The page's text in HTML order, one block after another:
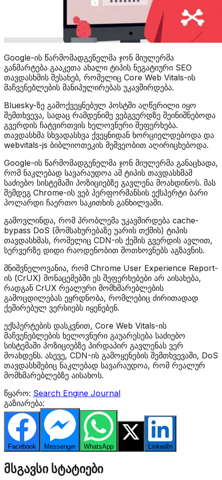
Google-ის წარმომადგენელმა ჯონ მიულერმა
განმარტება გააკეთა ახალი ტიპის ნეგატიური SEO
თავდასხმის შესახებ, რომელიც Core Web Vitals-ის
მაჩვენებლების მანიპულირებას უკავშირდება.
Bluesky-ზე გამოქვეყნებულ პოსტში აღწერილი იყო
შემთხვევა, სადაც რამდენიმე ვებგვერდზე შეინიშნებოდა
გვერდის ჩატვირთვის ხელოვნური შეფერხება.
თავდასხმა სხვადასხვა ქვეყნიდან ხორციელდებოდა და
webvitals-js ბიბლიოთეკის მეშვეობით აღირიცხებოდა.
Google-ის წარმომადგენელმა ჯონ მიულერმა განაცხადა,
რომ ნაკლებად სავარაუდოა ამ ტიპის თავდასხმამ
საძიებო სისტემაში პოზიციებზე გავლენა მოახდინოს. მას
შემდეგ Chrome-ის ვებ პერფორმანსის ექსპერტი ბარი
პოლარდი ჩაერთო საკითხის განხილვაში.
გამოვლინდა, რომ პრობლემა უკავშირდება cache-
bypass DoS (მომსახურებაზე უარის თქმის) ტიპის
თავდასხმას, რომელიც CDN-ის ქეშის გვერდის ავლით,
სერვერზე დიდი რაოდენობით მოთხოვნებს აგზავნის.
მნიშვნელოვანია, რომ Chrome User Experience Report-
ის (CrUX) მონაცემებში ეს შეფერხებები არ აისახება,
რადგან CrUX რეალური მომხმარებლების
გამოცდილებას ეყრდნობა, რომლებიც ძირითადად
ქეშირებულ ვერსიებს იყენებენ.
ექსპერტების დასკვნით, Core Web Vitals-ის
მაჩვენებლების ხელოვნური გაუარესება საძიებო
სისტემაში პოზიციებზე პირდაპირ გავლენას ვერ
მოახდენს. ასევე, CDN-ის გამოყენების შემთხვევაში, DoS
თავდასხმებიც ნაკლებად სავარაუდოა, რომ რეალურ
მომხმარებლებზე აისახოს.
წყარო: Search Engine Journal
გაზიარება:
Facebook Messenger WhatsApp LinkedIn
მსგავსი სტატიები